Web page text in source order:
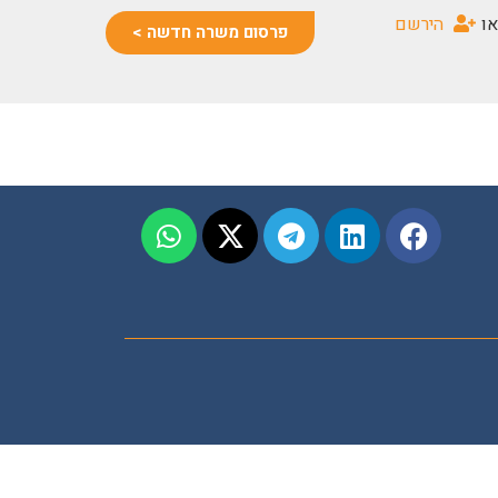
או הירשם פרסום משרה חדשה >